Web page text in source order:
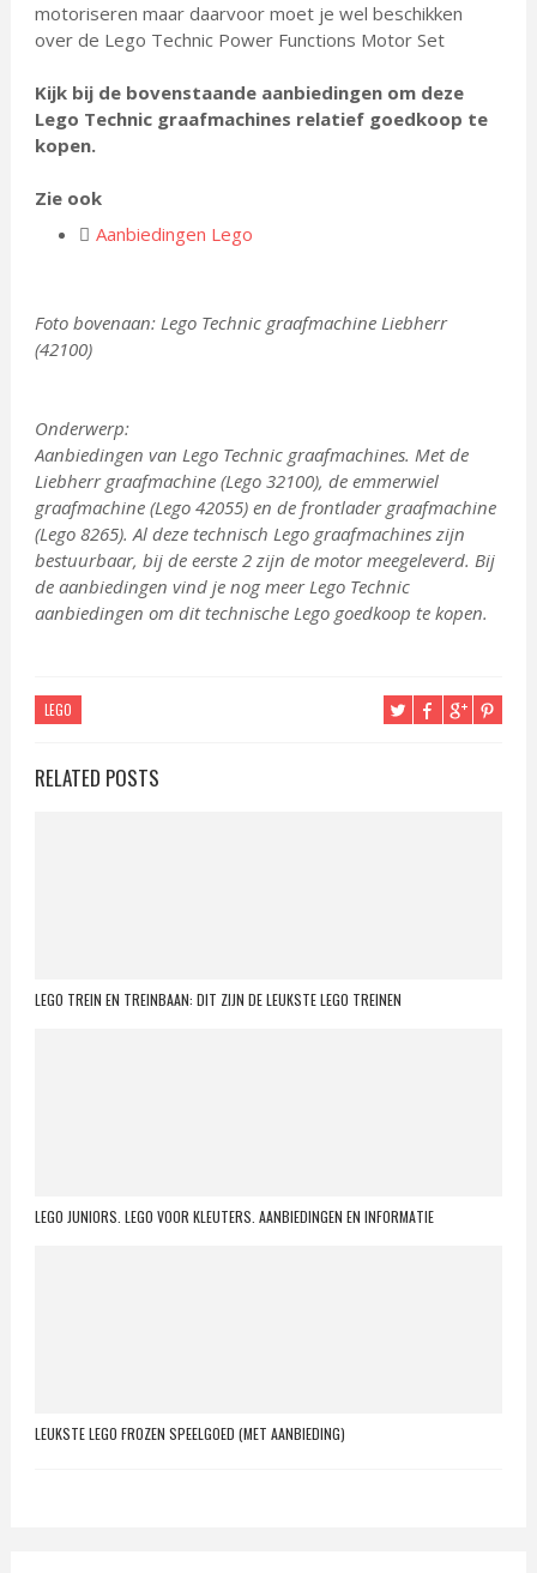
motoriseren maar daarvoor moet je wel beschikken
over de Lego Technic Power Functions Motor Set
Kijk bij de bovenstaande aanbiedingen om deze
Lego Technic graafmachines relatief goedkoop te
kopen.
Zie ook
Aanbiedingen Lego
Foto bovenaan: Lego Technic graafmachine Liebherr
(42100)
Onderwerp:
Aanbiedingen van Lego Technic graafmachines. Met de
Liebherr graafmachine (Lego 32100), de emmerwiel
graafmachine (Lego 42055) en de frontlader graafmachine
(Lego 8265). Al deze technisch Lego graafmachines zijn
bestuurbaar, bij de eerste 2 zijn de motor meegeleverd. Bij
de aanbiedingen vind je nog meer Lego Technic
aanbiedingen om dit technische Lego goedkoop te kopen.
LEGO
RELATED POSTS
LEGO TREIN EN TREINBAAN: DIT ZIJN DE LEUKSTE LEGO TREINEN
LEGO JUNIORS. LEGO VOOR KLEUTERS. AANBIEDINGEN EN INFORMATIE
LEUKSTE LEGO FROZEN SPEELGOED (MET AANBIEDING)